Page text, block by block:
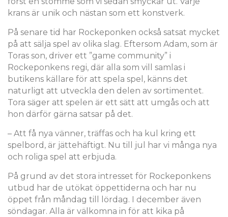
krans är unik och nästan som ett konstverk.
På senare tid har Rockeponken också satsat mycket
på att sälja spel av olika slag. Eftersom Adam, som är
Toras son, driver ett ”game community” i
Rockeponkens regi, där alla som vill samlas i
butikens källare för att spela spel, känns det
naturligt att utveckla den delen av sortimentet.
Tora säger att spelen är ett sätt att umgås och att
hon därför gärna satsar på det.
– Att få nya vänner, träffas och ha kul kring ett
spelbord, är jättehäftigt. Nu till jul har vi många nya
och roliga spel att erbjuda.
På grund av det stora intresset för Rockeponkens
utbud har de utökat öppettiderna och har nu
öppet från måndag till lördag. I december även
söndagar. Alla är välkomna in för att kika på